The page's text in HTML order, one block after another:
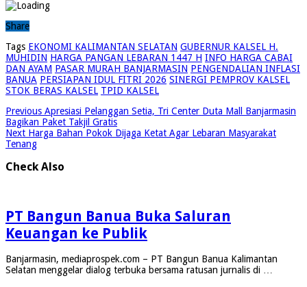
Share
Tags EKONOMI KALIMANTAN SELATAN GUBERNUR KALSEL H.
MUHIDIN HARGA PANGAN LEBARAN 1447 H INFO HARGA CABAI
DAN AYAM PASAR MURAH BANJARMASIN PENGENDALIAN INFLASI
BANUA PERSIAPAN IDUL FITRI 2026 SINERGI PEMPROV KALSEL
STOK BERAS KALSEL TPID KALSEL
Previous Apresiasi Pelanggan Setia, Tri Center Duta Mall Banjarmasin
Bagikan Paket Takjil Gratis
Next Harga Bahan Pokok Dijaga Ketat Agar Lebaran Masyarakat
Tenang
Check Also
PT Bangun Banua Buka Saluran
Keuangan ke Publik
Banjarmasin, mediaprospek.com – PT Bangun Banua Kalimantan
Selatan menggelar dialog terbuka bersama ratusan jurnalis di …